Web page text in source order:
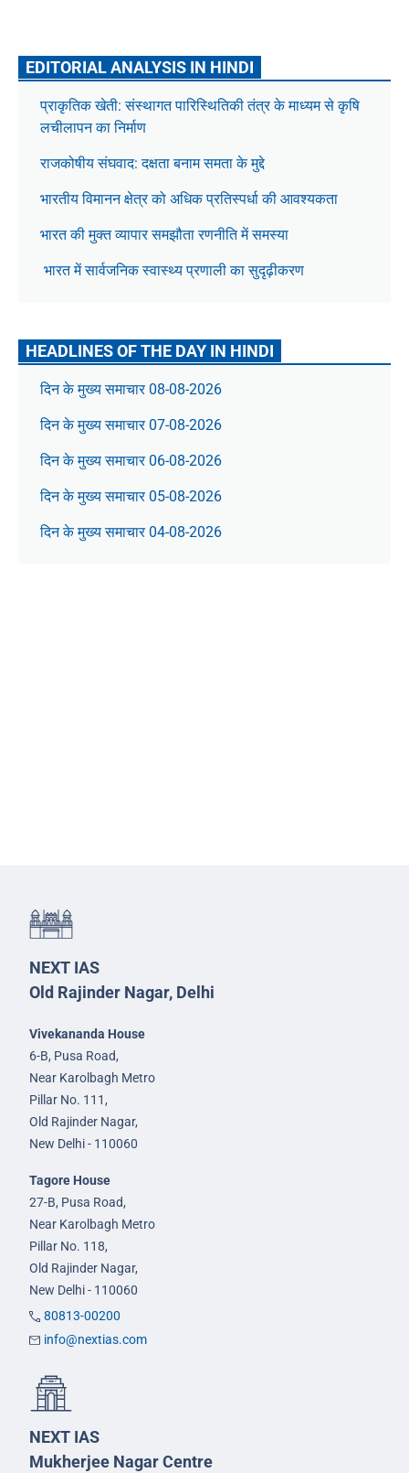
EDITORIAL ANALYSIS IN HINDI
प्राकृतिक खेती: संस्थागत पारिस्थितिकी तंत्र के माध्यम से कृषि
लचीलापन का निर्माण
राजकोषीय संघवाद: दक्षता बनाम समता के मुद्दे
भारतीय विमानन क्षेत्र को अधिक प्रतिस्पर्धा की आवश्यकता
भारत की मुक्त व्यापार समझौता रणनीति में समस्या
भारत में सार्वजनिक स्वास्थ्य प्रणाली का सुदृढ़ीकरण
HEADLINES OF THE DAY IN HINDI
दिन के मुख्य समाचार 08-08-2026
दिन के मुख्य समाचार 07-08-2026
दिन के मुख्य समाचार 06-08-2026
दिन के मुख्य समाचार 05-08-2026
दिन के मुख्य समाचार 04-08-2026
NEXT IAS
Old Rajinder Nagar, Delhi
Vivekananda House
6-B, Pusa Road,
Near Karolbagh Metro
Pillar No. 111,
Old Rajinder Nagar,
New Delhi - 110060
Tagore House
27-B, Pusa Road,
Near Karolbagh Metro
Pillar No. 118,
Old Rajinder Nagar,
New Delhi - 110060
80813-00200
info@nextias.com
NEXT IAS
Mukherjee Nagar Centre